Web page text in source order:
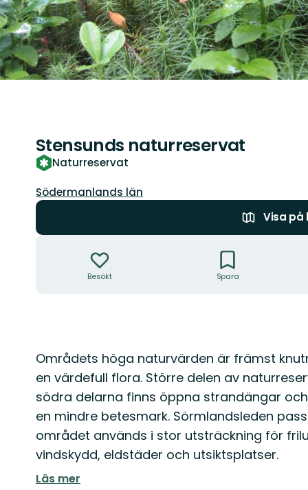
Stensunds naturreservat
Naturreservat
Län:
Södermanlands län
Visa på
Besökt Spara
Beskrivning
Områdets höga naturvärden är främst
en värdefull flora. Större delen av
södra delarna finns öppna strandängar
en mindre betesmark. Sörmlandsleden
området används i stor utsträckning för
vindskydd, eldstäder och utsiktsplatser.
Läs mer